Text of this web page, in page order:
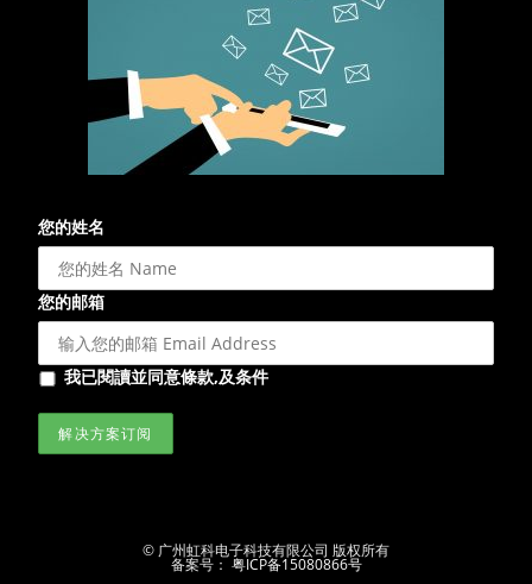
您的姓名
您的邮箱
我已閱讀並同意條款,及条件
© 广州虹科电子科技有限公司 版权所有
备案号： 粤ICP备15080866号